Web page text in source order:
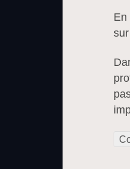
En